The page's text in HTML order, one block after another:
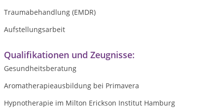
Traumabehandlung (EMDR)
Aufstellungsarbeit
Qualifikationen und Zeugnisse:
Gesundheitsberatung
Aromatherapieausbildung bei Primavera
Hypnotherapie im Milton Erickson Institut Hamburg